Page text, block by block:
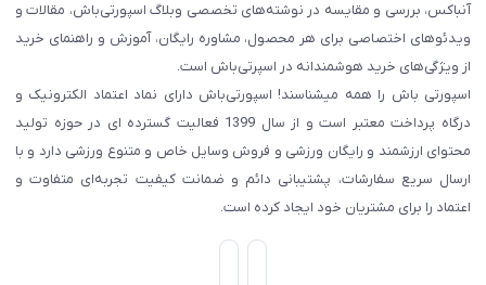
آنباکس، بررسی‌ و مقایسه در نوشته‌های تخصصی وبلاگ اسپورتی‌باش، مقالات و
ویدئوهای اختصاصی برای هر محصول، مشاوره رایگان، آموزش و راهنمای خرید
از ویژگی‌های خرید هوشمندانه در اسپرتی‌باش است.
اسپورتی‌ باش را همه میشناسند! اسپورتی‌باش دارای نماد اعتماد الکترونیک و
درگاه پرداخت معتبر است و از سال 1399 فعالیت گسترده ای در حوزه تولید
محتوای ارزشمند و رایگان ورزشی و فروش وسایل خاص و متنوع ورزشی دارد و با
ارسال سریع سفارشات، پشتیبانی دائم و ضمانت کیفیت تجربه‌ای متفاوت و
اعتماد را برای مشتریان خود ایجاد کرده است.